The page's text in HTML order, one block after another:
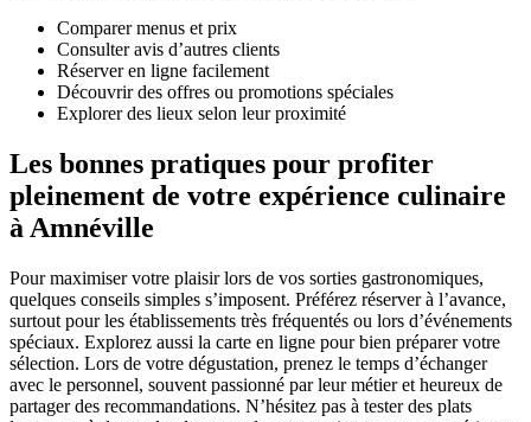
Comparer menus et prix
Consulter avis d’autres clients
Réserver en ligne facilement
Découvrir des offres ou promotions spéciales
Explorer des lieux selon leur proximité
Les bonnes pratiques pour profiter
pleinement de votre expérience culinaire
à Amnéville
Pour maximiser votre plaisir lors de vos sorties gastronomiques,
quelques conseils simples s’imposent. Préférez réserver à l’avance,
surtout pour les établissements très fréquentés ou lors d’événements
spéciaux. Explorez aussi la carte en ligne pour bien préparer votre
sélection. Lors de votre dégustation, prenez le temps d’échanger
avec le personnel, souvent passionné par leur métier et heureux de
partager des recommandations. N’hésitez pas à tester des plats